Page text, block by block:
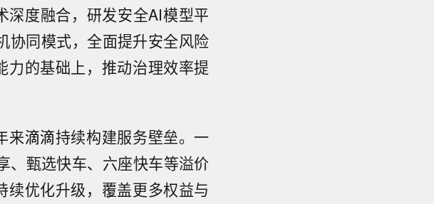
深度融合，研发安全AI模型平
协同模式，全面提升安全风险
力的基础上，推动治理效率提
来滴滴持续构建服务壁垒。一
、甄选快车、六座快车等溢价
优化升级，覆盖更多权益与